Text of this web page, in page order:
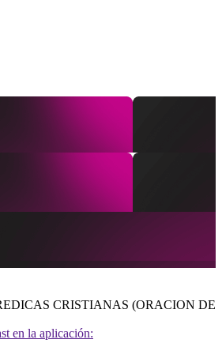
CRISTIANAS (ORACION DE
en la aplicación: